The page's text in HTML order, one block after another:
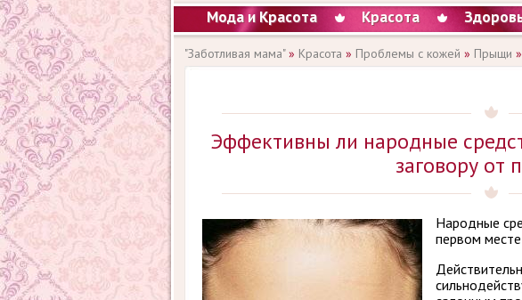
Мода и Красота Красота
"Заботливая мама"» Красота » Проблемы с кожей » Прыщи
Эффективны ли народные
заговору от
Народные
первом